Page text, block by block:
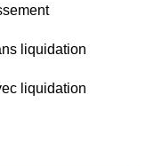
liquidation
liquidation